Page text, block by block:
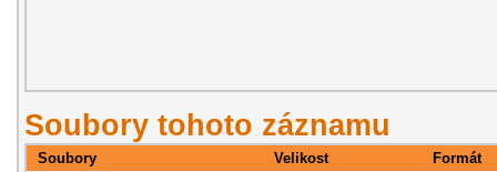
Soubory tohoto záznamu
Soubory Velikost
Formát